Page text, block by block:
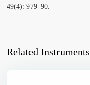
49(4): 979–90.
Related Instruments